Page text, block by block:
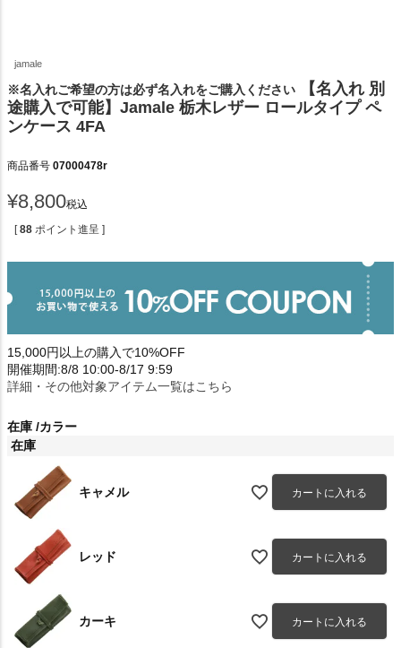
jamale
※名入れご希望の方は必ず名入れをご購入ください
【名入れ 別
途購入で可能】Jamale 栃木レザー ロールタイプ ペ
ンケース 4FA
商品番号 07000478r
¥8,800税込
[ 88 ポイント進呈 ]
15,000円以上の購入で10%OFF
開催期間:8/8 10:00-8/17 9:59
詳細・その他対象アイテム一覧はこちら
在庫 カラー
在庫
キャメル カートに入れる
レッド カートに入れる
カーキ カートに入れる